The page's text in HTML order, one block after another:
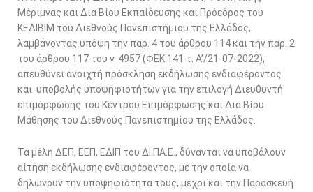
Μέριμνας και Δια Βίου Εκπαίδευσης και Πρόεδρος του
ΚΕΔΙΒΙΜ του Διεθνούς Πανεπιστήμιου της Ελλάδος,
λαμβάνοντας υπόψη την παρ. 4 του άρθρου 114 και την παρ. 2
του άρθρου 117 του ν. 4957 (ΦΕΚ 141 τ. Α’/21-07-2022),
απευθύνει ανοιχτή πρόσκληση εκδήλωσης ενδιαφέροντος
και υποβολής υποψηφιοτήτων για την επιλογή Διευθυντή
επιμόρφωσης του Κέντρου Επιμόρφωσης και Δια Βίου
Μάθησης του Διεθνούς Πανεπιστημίου της Ελλάδος.
Τα μέλη ΔΕΠ, ΕΕΠ, ΕΔΙΠ του ΔΙ.ΠΑ.Ε., δύνανται να υποβάλουν
αίτηση εκδήλωσης ενδιαφέροντος, με την οποία να
δηλώνουν την υποψηφιότητα τους, μέχρι και την Παρασκευή